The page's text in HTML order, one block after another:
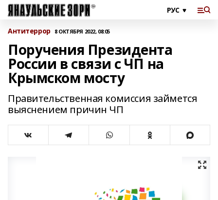
Антитеррор 8 ОКТЯБРЯ 2022, 08:05
Поручения Президента
России в связи с ЧП на
Крымском мосту
Правительственная комиссия займется
выяснением причин ЧП